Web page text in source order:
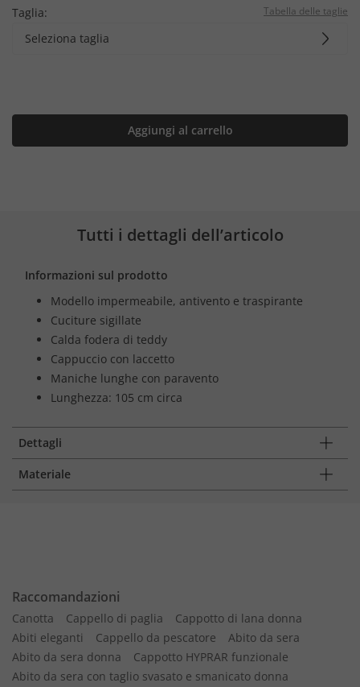
Taglia: Tabella delle taglie
Seleziona taglia
Aggiungi al carrello
Tutti i dettagli dell’articolo
Informazioni sul prodotto
Modello impermeabile, antivento e traspirante
Cuciture sigillate
Calda fodera di teddy
Cappuccio con laccetto
Maniche lunghe con paravento
Lunghezza: 105 cm circa
Dettagli
Materiale
Raccomandazioni
Canotta Cappello di paglia
Cappotto di lana donna
Abiti eleganti
Cappello da pescatore
Abito da sera
Abito da sera donna
Cappotto HYPRAR funzionale
Abito da sera con taglio svasato e smanicato donna